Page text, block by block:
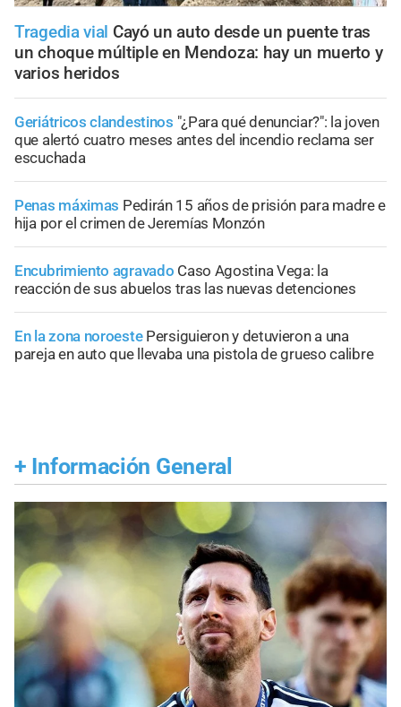
Tragedia vial Cayó un auto desde un puente tras
un choque múltiple en Mendoza: hay un muerto y
varios heridos
Geriátricos clandestinos "¿Para qué denunciar?": la joven
que alertó cuatro meses antes del incendio reclama ser
escuchada
Penas máximas Pedirán 15 años de prisión para madre e
hija por el crimen de Jeremías Monzón
Encubrimiento agravado Caso Agostina Vega: la
reacción de sus abuelos tras las nuevas detenciones
En la zona noroeste Persiguieron y detuvieron a una
pareja en auto que llevaba una pistola de grueso calibre
+ Información General